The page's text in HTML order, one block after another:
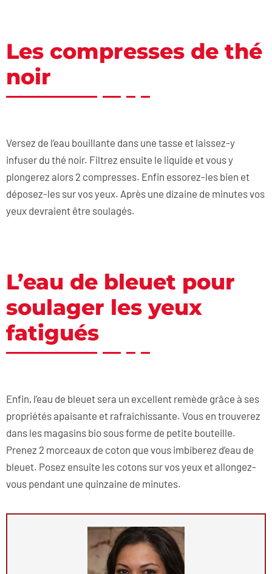
Les compresses de thé
noir
Versez de l’eau bouillante dans une tasse et laissez-y
infuser du thé noir. Filtrez ensuite le liquide et vous y
plongerez alors 2 compresses. Enfin essorez-les bien et
déposez-les sur vos yeux. Après une dizaine de minutes vos
yeux devraient être soulagés.
L’eau de bleuet pour
soulager les yeux
fatigués
Enfin, l’eau de bleuet sera un excellent remède grâce à ses
propriétés apaisante et rafraichissante. Vous en trouverez
dans les magasins bio sous forme de petite bouteille.
Prenez 2 morceaux de coton que vous imbiberez d’eau de
bleuet. Posez ensuite les cotons sur vos yeux et allongez-
vous pendant une quinzaine de minutes.